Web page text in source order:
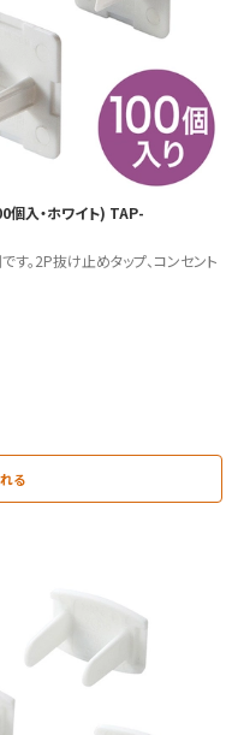
個入・ホワイト) TAP-
。2P抜け止めタップ、コンセント
る